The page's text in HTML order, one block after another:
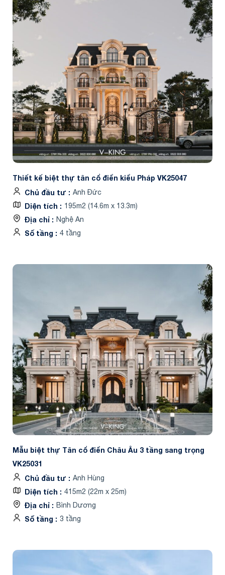
Thiết kế biệt thự tân cổ điển kiểu Pháp VK25047
Chủ đầu tư
Anh Đức
Diện tích 195m2 (14.6m x 13.3m)
Địa chỉ Nghệ An
Số tầng 4 tầng
Mẫu biệt thự Tân cổ điển Châu Âu 3 tầng sang trọng
VK25031
Chủ đầu tư
Anh Hùng
Diện tích 415m2 (22m x 25m)
Địa chỉ Bình Dương
Số tầng 3 tầng